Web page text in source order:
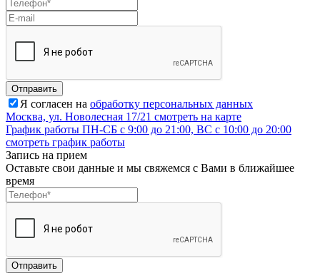
Отправить
Я согласен на обработку персональных данных
Москва, ул. Новолесная 17/21 смотреть на карте
График работы ПН-СБ с 9:00 до 21:00, ВС с 10:00 до 20:00
смотреть график работы
Запись на прием
Оставьте свои данные и мы свяжемся с Вами в ближайшее
время
Отправить